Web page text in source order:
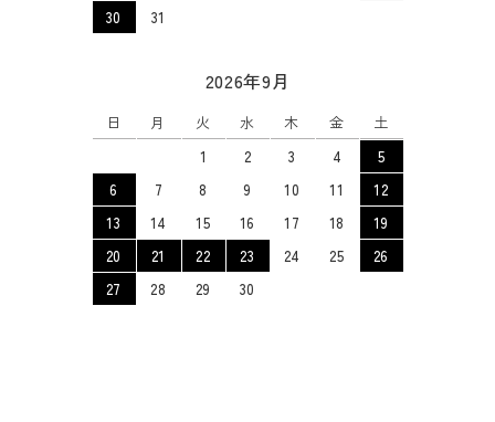
30
31
2026年9月
日 月 火 水 木 金
土
1
2 3 4
5
6
7 8 9 10 11
12
13
14 15 16 17 18
19
20
21 22 23 24 25
26
27
28 29 30